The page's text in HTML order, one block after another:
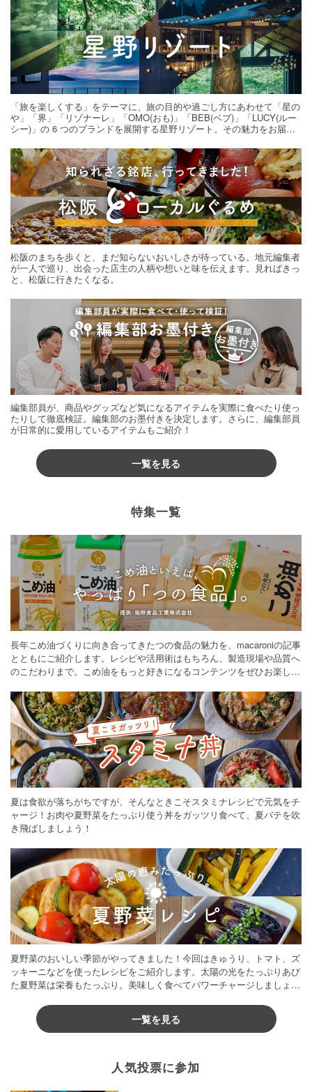
「旅を楽しくする」をテーマに、旅の目的や過ごし方にあわせて「星の
や」「界」「リゾナーレ」「OMO(おも)」「BEB(ベブ)」「LUCY(ルー
シー)」の 6 つのブランドを展開する星野リゾート。その魅力をお届け
松阪のまちを歩くと、まだ知らないおいしさが待っている。地元編集者
が一人で巡り、出会った店主の人柄や想いと味を伝えます。見ればきっ
と、松阪に行きたくなる。
編集部員が、商品やグッズなど気になるアイテムを実際に食べたり使っ
たりして徹底検証。編集部のお墨付きを決定します。さらに、編集部員
が日常的に愛用しているアイテムもご紹介！
一覧を見る
特集一覧
長年こめ油づくりに向き合ってきたつの食品の魅力を、macaroniの記事
とともにご紹介します。レシピや活用術はもちろん、製造現場や品質へ
のこだわりまで。こめ油をもっと好きになるコンテンツをぜひお楽しみ
夏は食欲が落ちがちですが、そんなときこそスタミナレシピで元気をチ
ャージ！お肉や夏野菜をたっぷり使う丼をガッツリ食べて、夏バテを吹
き飛ばしましょう！
夏野菜のおいしい季節がやってきました！今回はきゅうり、トマト、ズ
ッキーニなどを使ったレシピをご紹介します。太陽の光をたっぷりあび
た夏野菜は栄養もたっぷり。美味しく食べてパワーチャージしましょう
一覧を見る
人気投票に参加